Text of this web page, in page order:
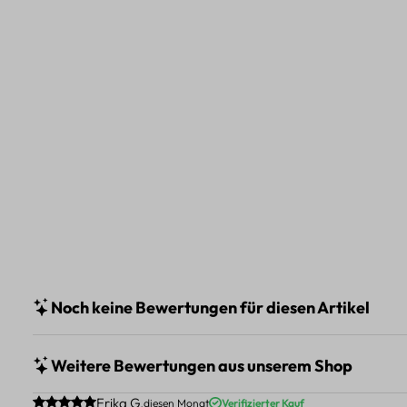
Noch keine Bewertungen für diesen Artikel
Weitere Bewertungen aus unserem Shop
Durchschnittliche Bewertung von 5 von 5 Sternen
Erika G.diesen Monat Verifizierter Kauf